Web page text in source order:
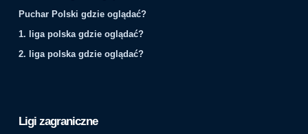
Puchar Polski gdzie oglądać?
1. liga polska gdzie oglądać?
2. liga polska gdzie oglądać?
Ligi zagraniczne